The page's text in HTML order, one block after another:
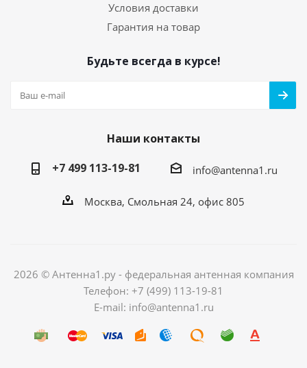
Условия доставки
Гарантия на товар
Будьте всегда в курсе!
Наши контакты
+7 499 113-19-81
info@antenna1.ru
Москва, Смольная 24, офис 805
2026 © Антенна1.ру - федеральная антенная компания
Телефон: +7 (499) 113-19-81
E-mail: info@antenna1.ru